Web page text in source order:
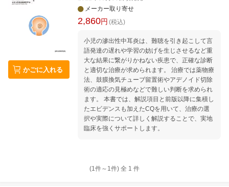
かごに入れる
メーカー取り寄せ
2,860円 (税込)
小児の滲出性中耳炎は、難聴を引き起こして言
語発達の遅れや学習の妨げを生じさせるなど重
大な結果に繋がりかねない疾患で、正確な診断
と適切な治療が求められます。 治療では薬物療
法、鼓膜換気チューブ留置術やアデノイド切除
術の適応の見極めなどで難しい判断を求められ
ます。 本書では、解説項目と前版以降に集積し
たエビデンスも加えたCQを用いて、治療の選
択や実際について詳しく解説することで、実地
臨床を強くサポートします。
(1件～ 1件) 全 1 件